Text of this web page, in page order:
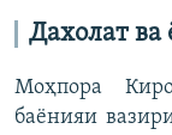
Дахолат ва
Моҳпора
баёнияи